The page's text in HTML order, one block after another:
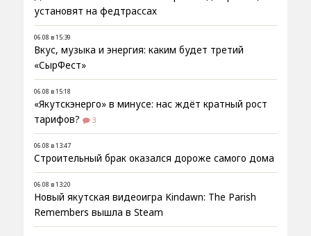
установят на федтрассах
06.08 в 15:39
Вкус, музыка и энергия: каким будет третий
«СырФест»
06.08 в 15:18
«Якутскэнерго» в минусе: нас ждёт кратный рост
тарифов?
3
06.08 в 13:47
Строительный брак оказался дороже самого дома
06.08 в 13:20
Новый якутская видеоигра Kindawn: The Parish
Remembers вышла в Steam